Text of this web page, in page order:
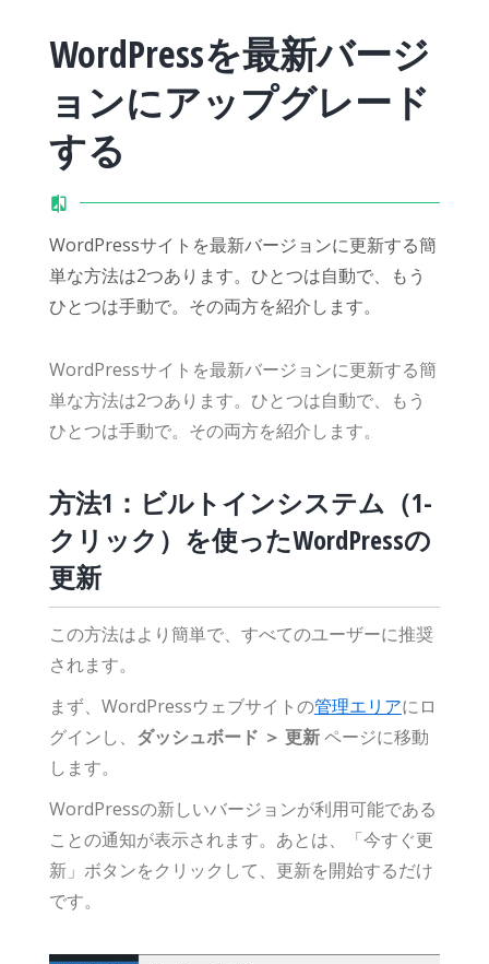
WordPressを最新バージ
ョンにアップグレード
する
WordPressサイトを最新バージョンに更新する簡
単な方法は2つあります。ひとつは自動で、もう
ひとつは手動で。その両方を紹介します。
WordPressサイトを最新バージョンに更新する簡
単な方法は2つあります。ひとつは自動で、もう
ひとつは手動で。その両方を紹介します。
方法1：ビルトインシステム（1-
クリック）を使ったWordPressの
更新
この方法はより簡単で、すべてのユーザーに推奨
されます。
まず、WordPressウェブサイトの管理エリアにロ
グインし、
ダッシュボード ＞ 更新ページに移動
します。
WordPressの新しいバージョンが利用可能である
ことの通知が表示されます。あとは、「今すぐ更
新」ボタンをクリックして、更新を開始するだけ
です。